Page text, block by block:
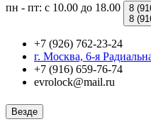
пн - пт: с 10.00 до 18.00 8
8
+7 (926) 762-23-24
г. Москва, 6-я
+7 (916) 659-76-74
evrolock@mail.ru
Везде